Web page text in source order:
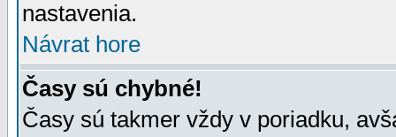
nastavenia.
Návrat hore
Časy sú chybné!
Časy sú takmer vždy v poriadku,